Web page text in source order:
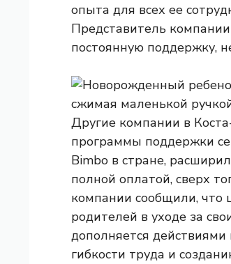
опыта для всех ее
Представитель
постоянную поддержку,
Другие компании в
программы поддержки
Bimbo в стране,
полной оплатой, сверх
компании сообщили, что
родителей в уходе за
дополняется действиями
гибкости труда и